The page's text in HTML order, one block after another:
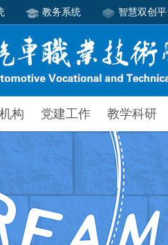
教务系统 智慧双创
构 党建工作 教学科研